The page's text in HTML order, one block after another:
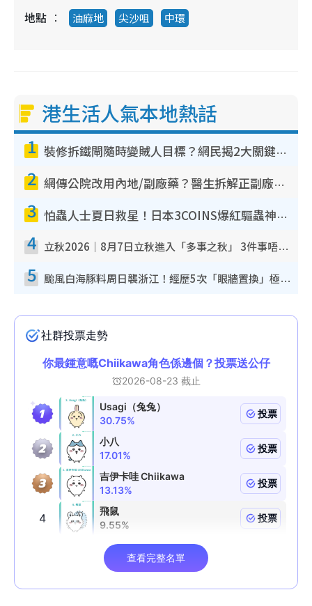
地點 油麻地 尖沙咀 中環
港生活人氣本地熱話
1 裝修拆鐵閘隨時變賊人目標？網民揭2大關鍵用途：裝新式等於白裝？附新舊鐵閘分別
2 網傳公院改用內地/副廠藥？醫生拆解正副廠分別 揭4類人換藥隨時出事
3 怕蟲人士夏日救星！日本3COINS爆紅驅蟲神器$45起 1招「全程免觸碰」輕鬆搞定小強
4 立秋2026｜8月7日立秋進入「多事之秋」 3件事唔做得！專家教6招開運 清枱頭／銀包納氣接好運
5 颱風白海豚料周日襲浙江！經歷5次「眼牆置換」極罕見 成登陸內地最長途颱風